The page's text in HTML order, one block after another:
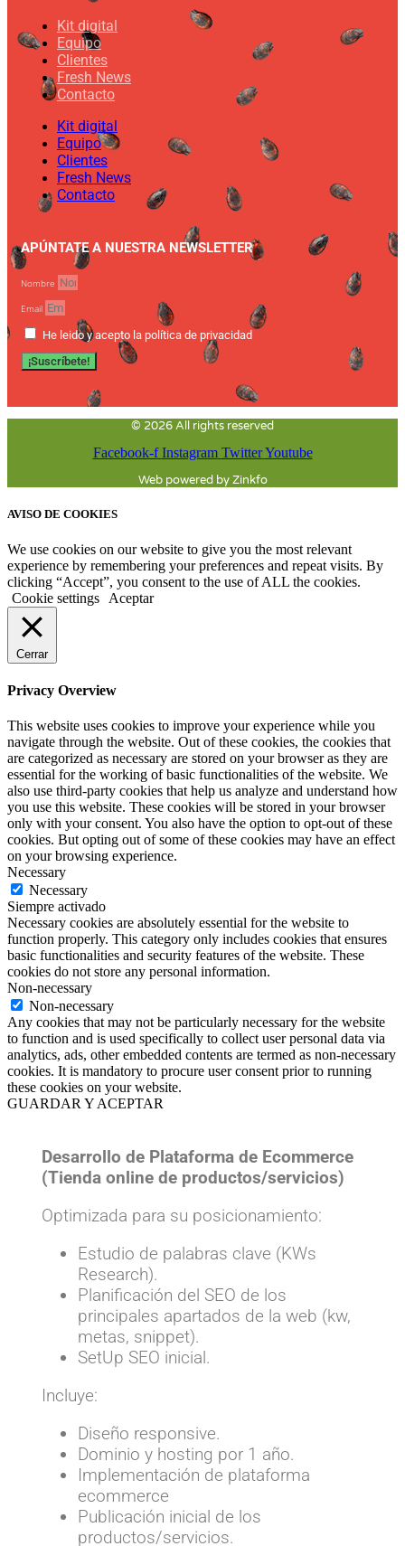
Kit digital
Equipo
Clientes
Fresh News
Contacto
Kit digital
Equipo
Clientes
Fresh News
Contacto
APÚNTATE A NUESTRA NEWSLETTER
Nombre
Email
He leido y acepto la política de privacidad
¡Suscríbete!
© 2026 All rights reserved
Facebook-f Instagram Twitter Youtube
Web powered by Zinkfo
AVISO DE COOKIES
We use cookies on our website to give you the most relevant
experience by remembering your preferences and repeat visits. By
clicking “Accept”, you consent to the use of ALL the cookies.
Cookie settings
Aceptar
Cerrar
Privacy Overview
This website uses cookies to improve your experience while you
navigate through the website. Out of these cookies, the cookies that
are categorized as necessary are stored on your browser as they are
essential for the working of basic functionalities of the website. We
also use third-party cookies that help us analyze and understand how
you use this website. These cookies will be stored in your browser
only with your consent. You also have the option to opt-out of these
cookies. But opting out of some of these cookies may have an effect
on your browsing experience.
Necessary
Necessary
Siempre activado
Necessary cookies are absolutely essential for the website to
function properly. This category only includes cookies that ensures
basic functionalities and security features of the website. These
cookies do not store any personal information.
Non-necessary
Non-necessary
Any cookies that may not be particularly necessary for the website
to function and is used specifically to collect user personal data via
analytics, ads, other embedded contents are termed as non-necessary
cookies. It is mandatory to procure user consent prior to running
these cookies on your website.
GUARDAR Y ACEPTAR
Desarrollo de Plataforma de Ecommerce
(Tienda online de productos/servicios)
Optimizada para su posicionamiento:
Estudio de palabras clave (KWs
Research).
Planificación del SEO de los
principales apartados de la web (kw,
metas, snippet).
SetUp SEO inicial.
Incluye:
Diseño responsive.
Dominio y hosting por 1 año.
Implementación de plataforma
ecommerce
Publicación inicial de los
productos/servicios.